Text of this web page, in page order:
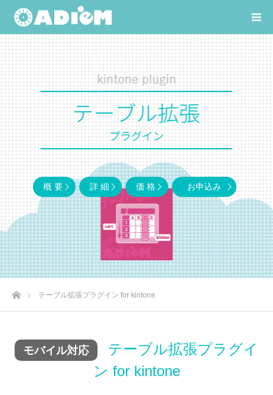
ホームテーブル拡張プラグイン for kintone
テーブル拡張プラグイ
ン for kintone
概要 詳細 価格 お申込み